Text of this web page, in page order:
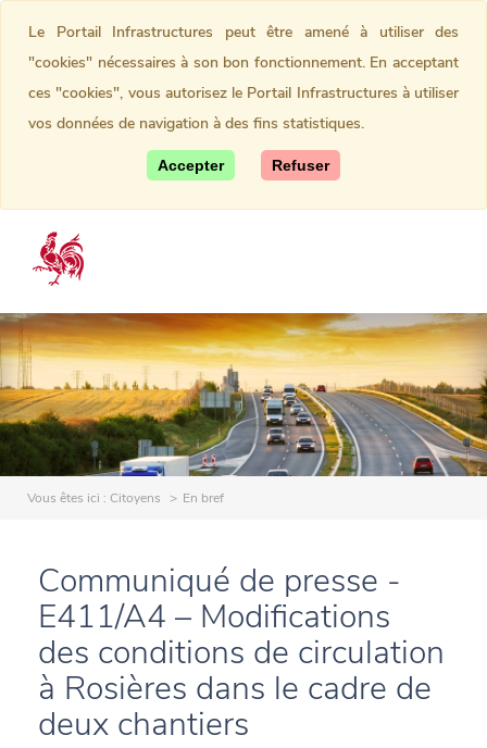
Vous êtes ici : Citoyens En bref
Communiqué de presse -
E411/A4 – Modifications
des conditions de circulation
à Rosières dans le cadre de
deux chantiers
Le Portail Infrastructures peut être amené à utiliser des
"cookies" nécessaires à son bon fonctionnement. En acceptant
ces "cookies", vous autorisez le Portail Infrastructures à utiliser
vos données de navigation à des fins statistiques.
Accepter Refuser